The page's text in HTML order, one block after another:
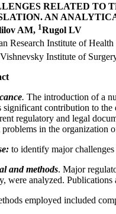
RELATED TO
AN
AM, 1Rugol LV
Research Institute of
Institute of
. The introduction of a
contribution to the
regulatory and legal
problems in the organization
to identify major
and methods. Major
were analyzed.
employed included